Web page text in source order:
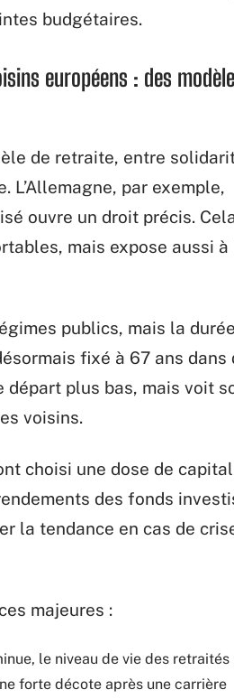
budgétaires.
européens : des
de retraite, entre
par exemple,
ouvre un droit précis.
mais expose aussi à
publics, mais la
fixé à 67 ans dans
départ plus bas, mais voit
voisins.
choisi une dose de
des fonds
la tendance en cas de
majeures :
le niveau de vie des retraités
forte décote après une carrière